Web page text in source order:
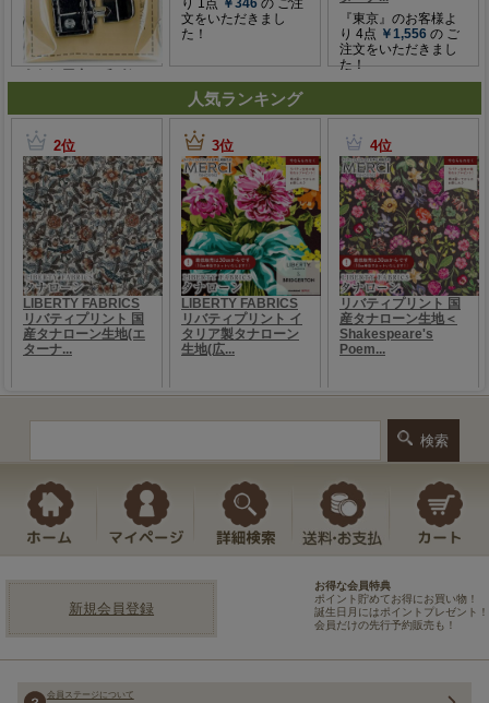
人気ランキング
新規会員登録
お得な会員特典
ポイント貯めてお得にお買い物！
誕生日月にはポイントプレゼント！
会員だけの先行予約販売も！
会員ステージについて